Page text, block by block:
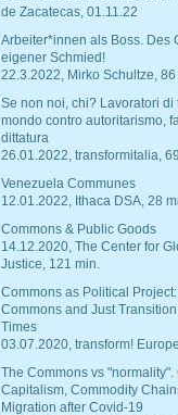
de Zacatecas, 01.11.22
Arbeiter*innen als Boss. Des
eigener Schmied!
22.3.2022, Mirko Schultze, 86
Se non noi, chi? Lavoratori di
mondo contro autoritarismo,
dittatura
26.01.2022, transformitalia,
Venezuela Communes
12.01.2022, Ithaca DSA, 28
Commons & Public Goods
14.12.2020, The Center for
Justice, 121 min.
Commons as Political Project:
Commons and Just
Times
03.07.2020, transform!
The Commons vs "normality".
Capitalism, Commodity
Migration after Covid-19